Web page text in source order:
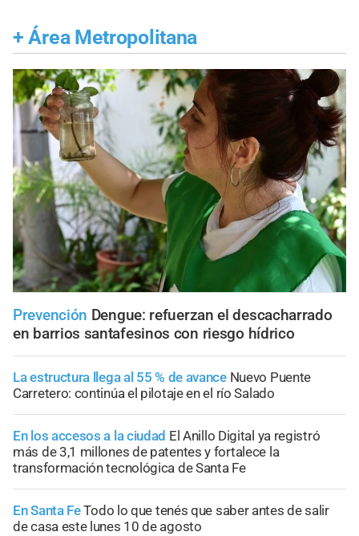
+ Área Metropolitana
Prevención Dengue: refuerzan el descacharrado
en barrios santafesinos con riesgo hídrico
La estructura llega al 55 % de avance Nuevo Puente
Carretero: continúa el pilotaje en el río Salado
En los accesos a la ciudad El Anillo Digital ya registró
más de 3,1 millones de patentes y fortalece la
transformación tecnológica de Santa Fe
En Santa FeTodo lo que tenés que saber antes de salir
de casa este lunes 10 de agosto